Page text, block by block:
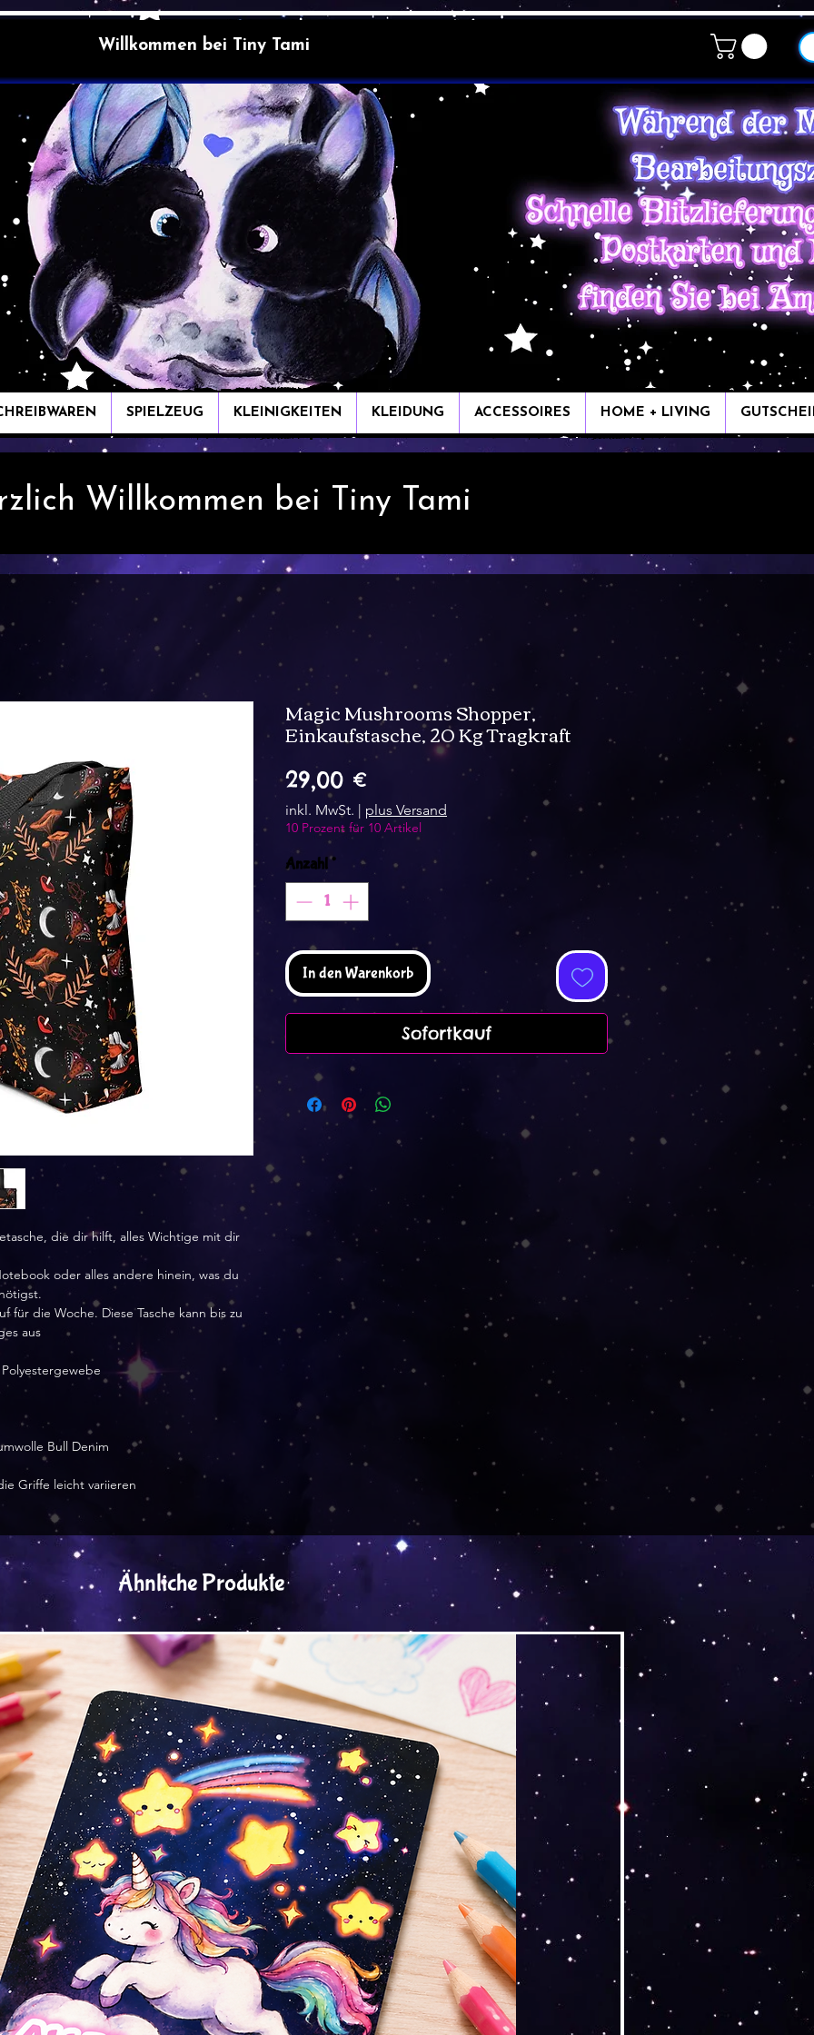
Willkommen bei Tiny Tami
SPIELZEUG KLEINIGKEITEN KLEIDUNG ACCESSOIRES HOME + LIVING
Willkommen bei Tiny Tami
die dir hilft, alles Wichtige mit dir
oder alles andere hinein, was du
für die Woche. Diese Tasche kann bis zu
aus
Bull Denim
Griffe leicht variieren
Magic Mushrooms Shopper,
Einkaufstasche, 20 Kg Tragkraft
29,00 €Preis
inkl. MwSt. | plus Versand
10 Prozent für 10 Artikel
Anzahl *
In den Warenkorb
Sofortkauf
Ähnliche Produkte
Versand by Tiny Tami